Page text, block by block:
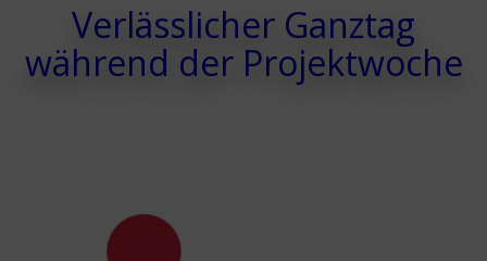
Verlässlicher Ganztag
während der Projektwoche